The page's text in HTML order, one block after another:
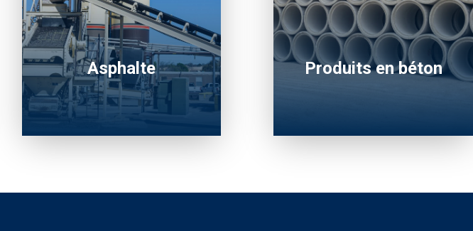
Asphalte Produits en béton